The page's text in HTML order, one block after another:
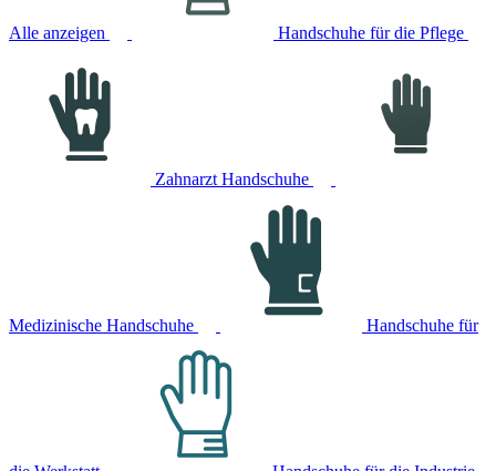
Alle anzeigen Handschuhe für die Pflege
Zahnarzt Handschuhe
Medizinische Handschuhe Handschuhe für